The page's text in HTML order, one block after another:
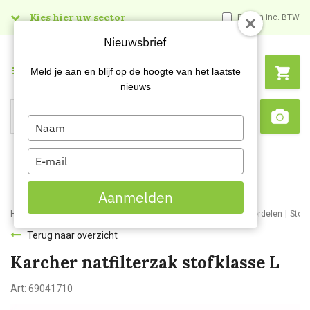
Kies hier uw sector Prijzen inc. BTW
Search
Menu
Home Webshop Schoonmaakmachines Stofzuigers en onderdelen
Terug naar overzicht
Karcher natfilterzak stofklasse L
Art: 69041710
Nieuwsbrief
Meld je aan en blijf op de hoogte van het laatste
nieuws
Type
your
name
Type
your
email
Aanmelden